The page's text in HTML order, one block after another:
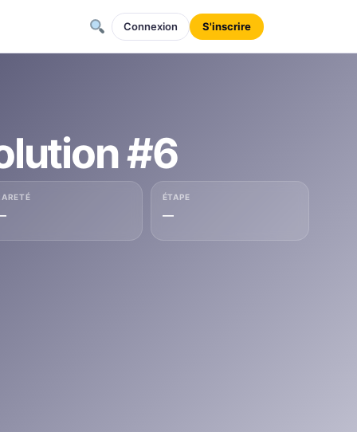
Connexion S'inscrire
#6
ÉTAPE
—